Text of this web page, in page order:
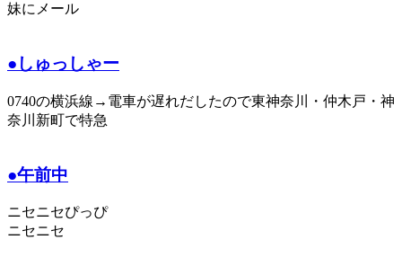
妹にメール
●しゅっしゃー
0740の横浜線→電車が遅れだしたので東神奈川・仲木戸・神
奈川新町で特急
●午前中
ニセニセぴっぴ
ニセニセ